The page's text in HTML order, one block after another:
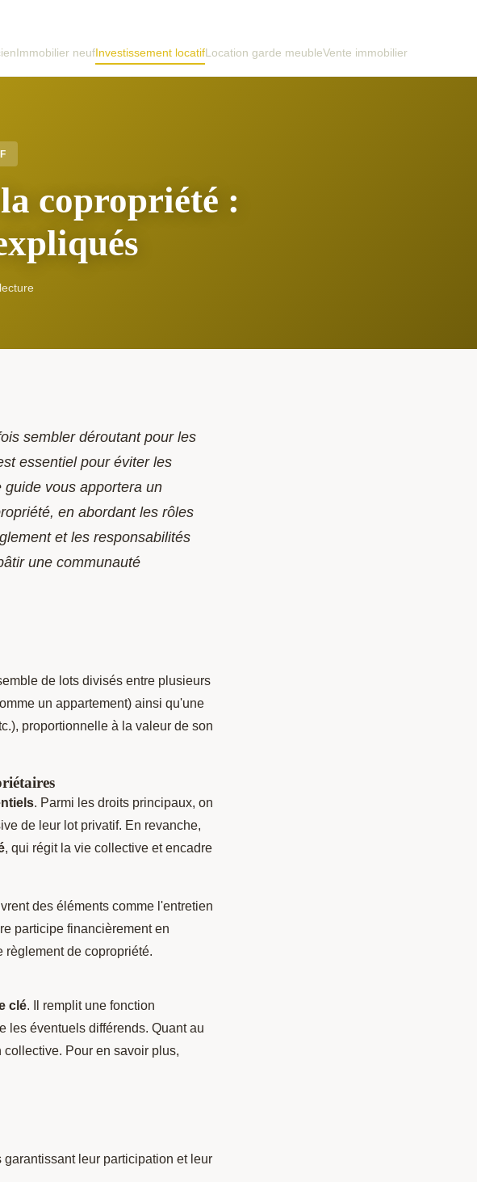
Immobilier neufInvestissement locatifLocation garde meubleVente immobilier
copropriété :
sembler déroutant pour les
essentiel pour éviter les
vous apportera un
en abordant les rôles
et les responsabilités
une communauté
de lots divisés entre plusieurs
un appartement) ainsi qu'une
proportionnelle à la valeur de son
. Parmi les droits principaux, on
de leur lot privatif. En revanche,
, qui régit la vie collective et encadre
des éléments comme l'entretien
participe financièrement en
règlement de copropriété.
clé. Il remplit une fonction
les éventuels différends. Quant au
Pour en savoir plus,
leur participation et leur